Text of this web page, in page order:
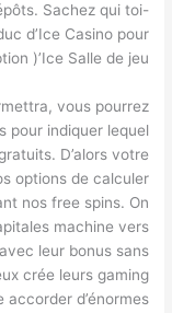
Sachez qui toi-
d’Ice Casino pour
)’Ice Salle de jeu.
vous pourrez
indiquer lequel
D’alors votre
options de calculer
nos free spins. On
machine vers
leur bonus sans
crée leurs gaming
d’énormes